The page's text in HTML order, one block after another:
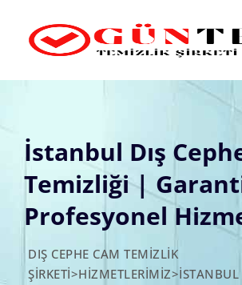
İstanbul Dış
Temizliği |
Profesyonel
DIŞ CEPHE CAM TEMIZLIK
ŞIRKETI>HİZMETLERİMİZ>İSTANBUL